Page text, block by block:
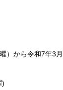
）から令和7年3
)